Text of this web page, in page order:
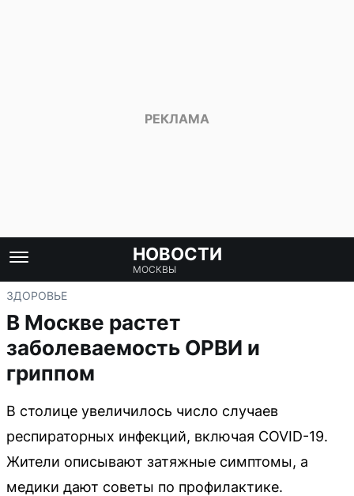
НОВОСТИ
МОСКВЫ
ЗДОРОВЬЕ
В Москве растет
заболеваемость ОРВИ и
гриппом
В столице увеличилось число случаев
респираторных инфекций, включая COVID-19.
Жители описывают затяжные симптомы, а
медики дают советы по профилактике.